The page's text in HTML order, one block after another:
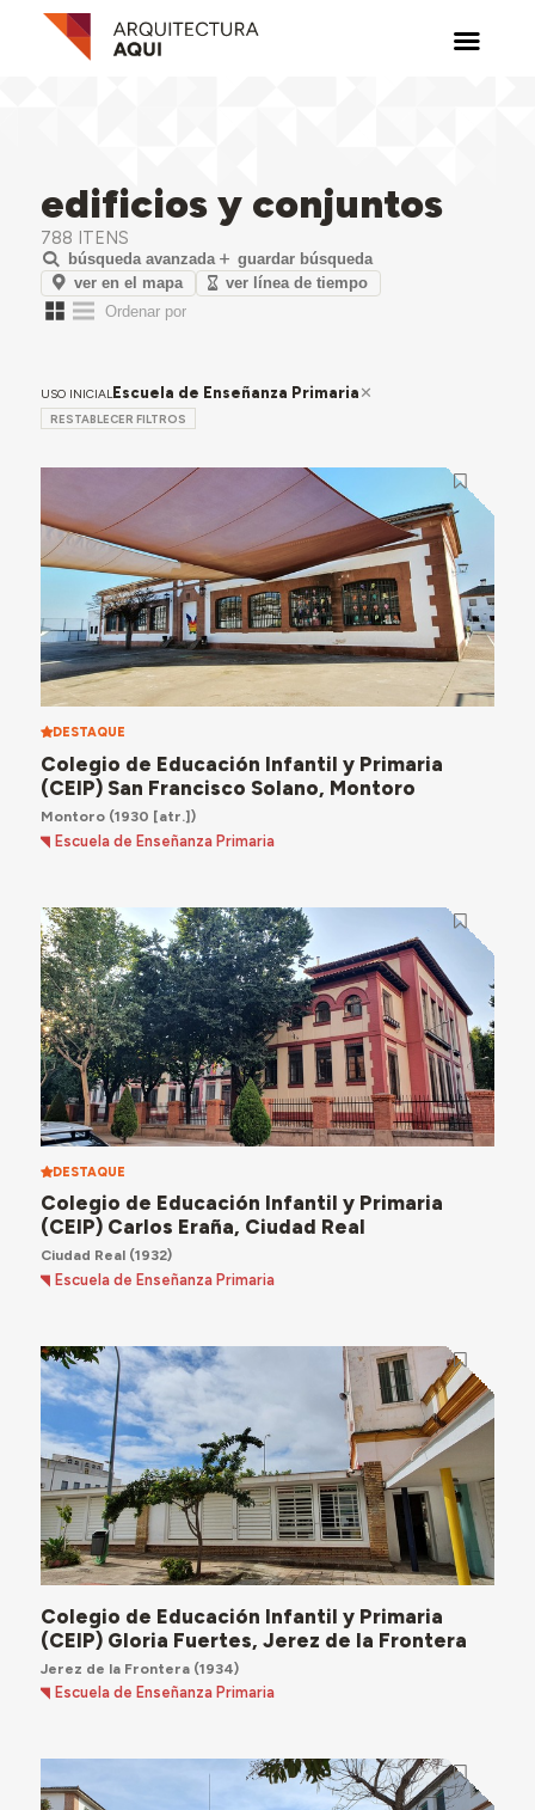
edificios y conjuntos
788 ITENS
búsqueda avanzada
guardar búsqueda
ver en el mapa
ver línea de tiempo
USO INICIALEscuela de Enseñanza Primaria
RESTABLECER FILTROS
DESTAQUE
Colegio de Educación Infantil y Primaria
(CEIP) San Francisco Solano, Montoro
Montoro(1930 [atr.])
Escuela de Enseñanza Primaria
DESTAQUE
Colegio de Educación Infantil y Primaria
(CEIP) Carlos Eraña, Ciudad Real
Ciudad Real(1932)
Escuela de Enseñanza Primaria
Colegio de Educación Infantil y Primaria
(CEIP) Gloria Fuertes, Jerez de la Frontera
Jerez de la Frontera(1934)
Escuela de Enseñanza Primaria